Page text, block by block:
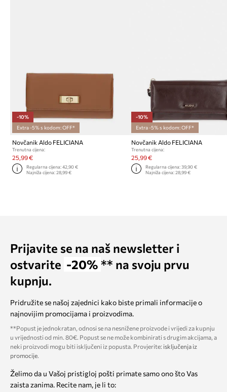
-10%
Extra -5% s kodom: OFF*
Novčanik Aldo FELICIANA
Trenutna cijena:
25,99 €
Regularna cijena:42,90 €
Najniža cijena:28,99 €
-10%
Extra -5% s kodom: OFF*
Novčanik Aldo FELICIANA
Trenutna cijena:
25,99 €
Regularna cijena: 39,90 €
Najniža cijena: 28,99 €
Prijavite se na naš newsletter i
ostvarite -20% ** na svoju prvu
kupnju.
Pridružite se našoj zajednici kako biste primali informacije o
najnovijim promocijama i proizvodima.
**Popust je jednokratan, odnosi se na nesnižene proizvode i vrijedi za kupnju
u vrijednosti od min. 80€. Popust se ne može kombinirati s drugim akcijama, a
neki proizvodi mogu biti isključeni iz popusta. Provjerite: isključenja iz
promocije.
Želimo da u Vašoj pristigloj pošti primate samo ono što Vas
zaista zanima. Recite nam, je li to: